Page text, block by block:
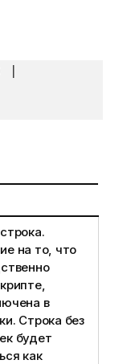
|
на то, что
в
Строка без
будет
как